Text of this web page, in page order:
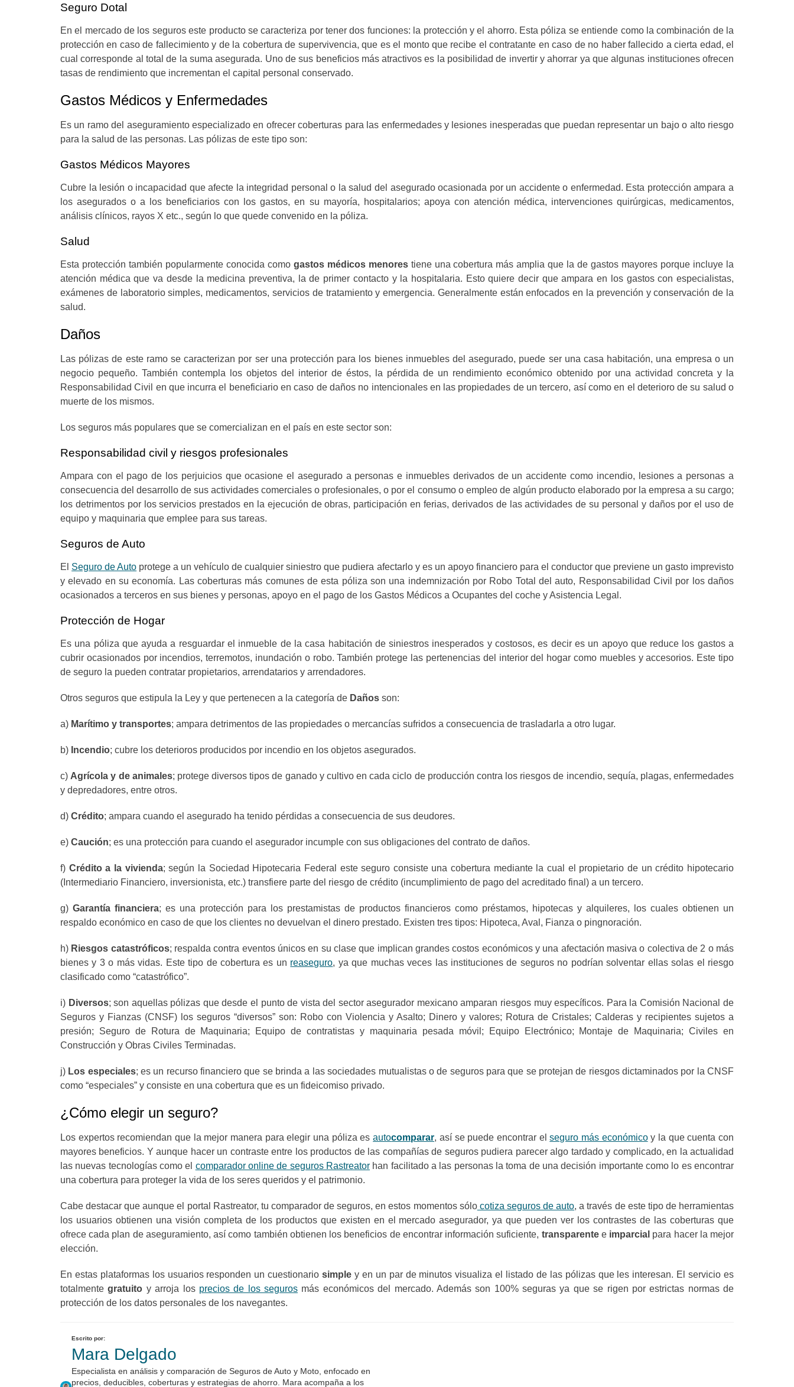
Seguro Dotal
En el mercado de los seguros este producto se caracteriza por tener dos funciones: la protección y el ahorro. Esta póliza se entiende como la combinación de la
protección en caso de fallecimiento y de la cobertura de supervivencia, que es el monto que recibe el contratante en caso de no haber fallecido a cierta edad, el
cual corresponde al total de la suma asegurada. Uno de sus beneficios más atractivos es la posibilidad de invertir y ahorrar ya que algunas instituciones ofrecen
tasas de rendimiento que incrementan el capital personal conservado.
Gastos Médicos y Enfermedades
Es un ramo del aseguramiento especializado en ofrecer coberturas para las enfermedades y lesiones inesperadas que puedan representar un bajo o alto riesgo
para la salud de las personas. Las pólizas de este tipo son:
Gastos Médicos Mayores
Cubre la lesión o incapacidad que afecte la integridad personal o la salud del asegurado ocasionada por un accidente o enfermedad. Esta protección ampara a
los asegurados o a los beneficiarios con los gastos, en su mayoría, hospitalarios; apoya con atención médica, intervenciones quirúrgicas, medicamentos,
análisis clínicos, rayos X etc., según lo que quede convenido en la póliza.
Salud
Esta protección también popularmente conocida como gastos médicos menorestiene una cobertura más amplia que la de gastos mayores porque incluye la
atención médica que va desde la medicina preventiva, la de primer contacto y la hospitalaria. Esto quiere decir que ampara en los gastos con especialistas,
exámenes de laboratorio simples, medicamentos, servicios de tratamiento y emergencia. Generalmente están enfocados en la prevención y conservación de la
salud.
Daños
Las pólizas de este ramo se caracterizan por ser una protección para los bienes inmuebles del asegurado, puede ser una casa habitación, una empresa o un
negocio pequeño. También contempla los objetos del interior de éstos, la pérdida de un rendimiento económico obtenido por una actividad concreta y la
Responsabilidad Civil en que incurra el beneficiario en caso de daños no intencionales en las propiedades de un tercero, así como en el deterioro de su salud o
muerte de los mismos.
Los seguros más populares que se comercializan en el país en este sector son:
Responsabilidad civil y riesgos profesionales
Ampara con el pago de los perjuicios que ocasione el asegurado a personas e inmuebles derivados de un accidente como incendio, lesiones a personas a
consecuencia del desarrollo de sus actividades comerciales o profesionales, o por el consumo o empleo de algún producto elaborado por la empresa a su cargo;
los detrimentos por los servicios prestados en la ejecución de obras, participación en ferias, derivados de las actividades de su personal y daños por el uso de
equipo y maquinaria que emplee para sus tareas.
Seguros de Auto
El Seguro de Auto protege a un vehículo de cualquier siniestro que pudiera afectarlo y es un apoyo financiero para el conductor que previene un gasto imprevisto
y elevado en su economía. Las coberturas más comunes de esta póliza son una indemnización por Robo Total del auto, Responsabilidad Civil por los daños
ocasionados a terceros en sus bienes y personas, apoyo en el pago de los Gastos Médicos a Ocupantes del coche y Asistencia Legal.
Protección de Hogar
Es una póliza que ayuda a resguardar el inmueble de la casa habitación de siniestros inesperados y costosos, es decir es un apoyo que reduce los gastos a
cubrir ocasionados por incendios, terremotos, inundación o robo. También protege las pertenencias del interior del hogar como muebles y accesorios. Este tipo
de seguro la pueden contratar propietarios, arrendatarios y arrendadores.
Otros seguros que estipula la Ley y que pertenecen a la categoría de Daños son:
a) Marítimo y transportes; ampara detrimentos de las propiedades o mercancías sufridos a consecuencia de trasladarla a otro lugar.
b) Incendio; cubre los deterioros producidos por incendio en los objetos asegurados.
c) Agrícola y de animales; protege diversos tipos de ganado y cultivo en cada ciclo de producción contra los riesgos de incendio, sequía, plagas, enfermedades
y depredadores, entre otros.
d) Crédito; ampara cuando el asegurado ha tenido pérdidas a consecuencia de sus deudores.
e) Caución; es una protección para cuando el asegurador incumple con sus obligaciones del contrato de daños.
f) Crédito a la vivienda; según la Sociedad Hipotecaria Federal este seguro consiste una cobertura mediante la cual el propietario de un crédito hipotecario
(Intermediario Financiero, inversionista, etc.) transfiere parte del riesgo de crédito (incumplimiento de pago del acreditado final) a un tercero.
g) Garantía financiera; es una protección para los prestamistas de productos financieros como préstamos, hipotecas y alquileres, los cuales obtienen un
respaldo económico en caso de que los clientes no devuelvan el dinero prestado. Existen tres tipos: Hipoteca, Aval, Fianza o pingnoración.
h) Riesgos catastróficos; respalda contra eventos únicos en su clase que implican grandes costos económicos y una afectación masiva o colectiva de 2 o más
bienes y 3 o más vidas. Este tipo de cobertura es un reaseguro, ya que muchas veces las instituciones de seguros no podrían solventar ellas solas el riesgo
clasificado como “catastrófico”.
i) Diversos; son aquellas pólizas que desde el punto de vista del sector asegurador mexicano amparan riesgos muy específicos. Para la Comisión Nacional de
Seguros y Fianzas (CNSF) los seguros “diversos” son: Robo con Violencia y Asalto; Dinero y valores; Rotura de Cristales; Calderas y recipientes sujetos a
presión; Seguro de Rotura de Maquinaria; Equipo de contratistas y maquinaria pesada móvil; Equipo Electrónico; Montaje de Maquinaria; Civiles en
Construcción y Obras Civiles Terminadas.
j) Los especiales; es un recurso financiero que se brinda a las sociedades mutualistas o de seguros para que se protejan de riesgos dictaminados por la CNSF
como “especiales” y consiste en una cobertura que es un fideicomiso privado.
¿Cómo elegir un seguro?
Los expertos recomiendan que la mejor manera para elegir una póliza esautocomparar, así se puede encontrar elseguro más económicoy la que cuenta con
mayores beneficios. Y aunque hacer un contraste entre los productos de las compañías de seguros pudiera parecer algo tardado y complicado, en la actualidad
las nuevas tecnologías como el comparador online de seguros Rastreator han facilitado a las personas la toma de una decisión importante como lo es encontrar
una cobertura para proteger la vida de los seres queridos y el patrimonio.
Cabe destacar que aunque el portal Rastreator, tu comparador de seguros, en estos momentos sólocotiza seguros de auto, a través de este tipo de herramientas
los usuarios obtienen una visión completa de los productos que existen en el mercado asegurador, ya que pueden ver los contrastes de las coberturas que
ofrece cada plan de aseguramiento, así como también obtienen los beneficios de encontrar información suficiente, transparentee imparcial para hacer la mejor
elección.
En estas plataformas los usuarios responden un cuestionariosimple y en un par de minutos visualiza el listado de las pólizas que les interesan. El servicio es
totalmentegratuito y arroja los precios de los seguros más económicos del mercado. Además son 100% seguras ya que se rigen por estrictas normas de
protección de los datos personales de los navegantes.
Escrito por:
Mara Delgado
Especialista en análisis y comparación de Seguros de Auto y Moto, enfocado en
precios, deducibles, coberturas y estrategias de ahorro. Mara acompaña a los